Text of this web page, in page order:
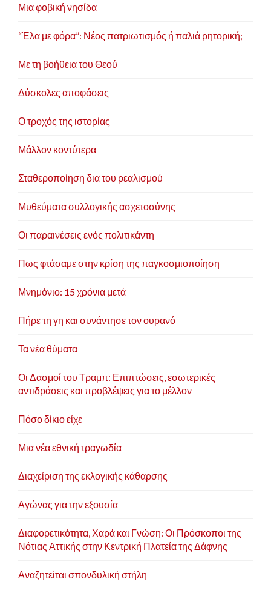
Μια φοβική νησίδα
“Έλα με φόρα”: Νέος πατριωτισμός ή παλιά ρητορική;
Με τη βοήθεια του Θεού
Δύσκολες αποφάσεις
Ο τροχός της ιστορίας
Μάλλον κοντύτερα
Σταθεροποίηση δια του ρεαλισμού
Μυθεύματα συλλογικής ασχετοσύνης
Οι παραινέσεις ενός πολιτικάντη
Πως φτάσαμε στην κρίση της παγκοσμιοποίηση
Μνημόνιο: 15 χρόνια μετά
Πήρε τη γη και συνάντησε τον ουρανό
Τα νέα θύματα
Οι Δασμοί του Τραμπ: Επιπτώσεις, εσωτερικές
αντιδράσεις και προβλέψεις για το μέλλον
Πόσο δίκιο είχε
Μια νέα εθνική τραγωδία
Διαχείριση της εκλογικής κάθαρσης
Αγώνας για την εξουσία
Διαφορετικότητα, Χαρά και Γνώση: Οι Πρόσκοποι της
Νότιας Αττικής στην Κεντρική Πλατεία της Δάφνης
Αναζητείται σπονδυλική στήλη